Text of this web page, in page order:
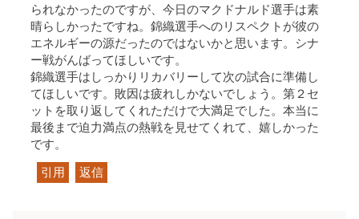
られなかったのですが、今日のマクドナルド選手は素
晴らしかったですね。錦織選手へのリスペクトが彼の
エネルギーの源だったのではないかと思います。シナ
ー戦がんばってほしいです。
錦織選手はしっかりリカバリーして次の試合に準備し
てほしいです。敗因は疲れしかないでしょう。第２セ
ットを取り返してくれただけで大満足でした。本当に
最後まで迫力満点の熱戦を見せてくれて、嬉しかった
です。
引用 返信